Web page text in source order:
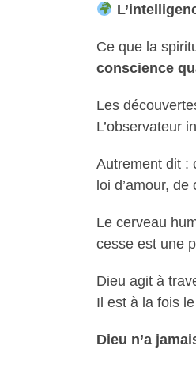
Ce que la
conscience
Les
L’observateur
Autrement dit :
loi d’amour,
Le cerveau
cesse est une
Dieu agit à
Il est à la fois
Dieu n’a